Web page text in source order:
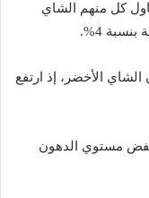
أصحاء يتناول كل منهم الشاي
4%.
يتناولون الشاي الأخضر، إذ ارتفع
مستوي الدهون